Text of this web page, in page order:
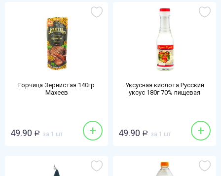
Горчица Зернистая 140гр
Махеев
49.90 Р за 1 шт +
Уксусная кислота Русский
уксус 180г 70% пищевая
49.90 Р за 1 шт +